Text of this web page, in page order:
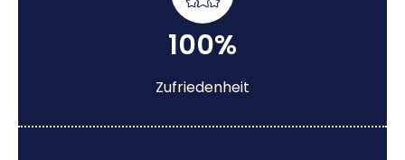
100%
Zufriedenheit